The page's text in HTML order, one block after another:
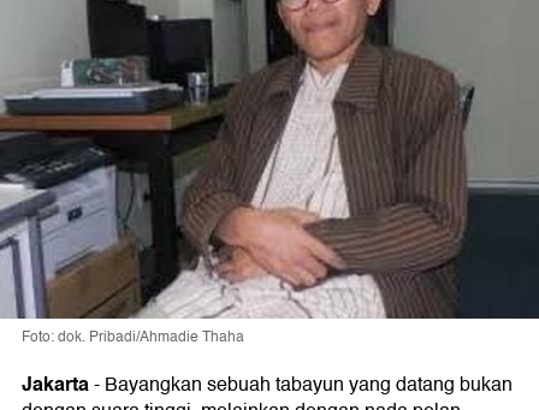
Foto: dok. Pribadi/Ahmadie Thaha
Jakarta-Bayangkan sebuah tabayun yang datang bukan